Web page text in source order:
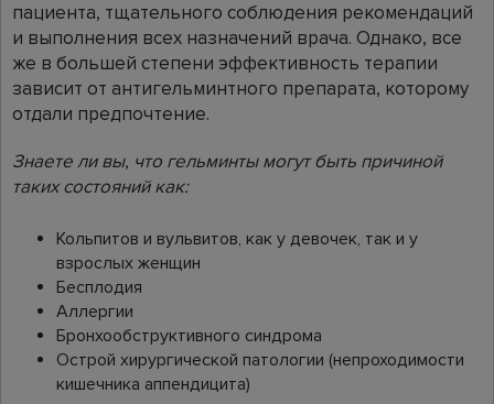
пациента, тщательного соблюдения рекомендаций
и выполнения всех назначений врача. Однако, все
же в большей степени эффективность терапии
зависит от антигельминтного препарата, которому
отдали предпочтение.
Знаете ли вы, что гельминты могут быть причиной
таких состояний как:
Кольпитов и вульвитов, как у девочек, так и у
взрослых женщин
Бесплодия
Аллергии
Бронхообструктивного синдрома
Острой хирургической патологии (непроходимости
кишечника аппендицита)